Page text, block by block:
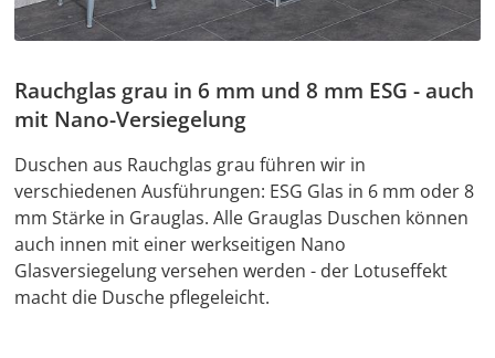
Rauchglas grau in 6 mm und 8 mm ESG - auch
mit Nano-Versiegelung
Duschen aus Rauchglas grau führen wir in
verschiedenen Ausführungen: ESG Glas in 6 mm oder 8
mm Stärke in Grauglas. Alle Grauglas Duschen können
auch innen mit einer werkseitigen Nano
Glasversiegelung versehen werden - der Lotuseffekt
macht die Dusche pflegeleicht.